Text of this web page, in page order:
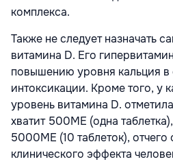
комплекса.
Также не следует назначать
витамина D. Его
повышению уровня кальция в
интоксикации. Кроме того, у
уровень витамина D.
хватит 500МЕ (одна
5000МЕ (10 таблеток),
клинического эффекта